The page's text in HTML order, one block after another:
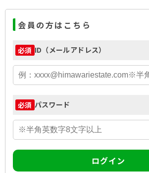
会員の方はこちら
必須 ID（メールアドレス）
必須 パスワード
ログイン